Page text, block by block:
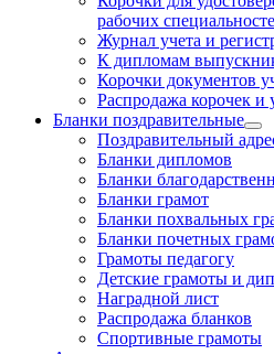
рабочих
Журнал учета и
К дипломам
Корочки документов
Распродажа корочек и
Бланки поздравительные
Поздравительный
Бланки дипломов
Бланки
Бланки грамот
Бланки похвальных
Бланки почетных
Грамоты педагогу
Детские грамоты и
Наградной лист
Распродажа бланков
Спортивные грамоты